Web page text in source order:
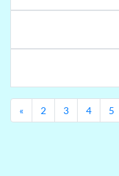
«Previous
2 3 4 5